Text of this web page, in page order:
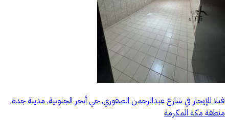
فيلا للإيجار في شارع عبدالرحمن الصفوري, حي أبحر الجنوبية, مدينة جدة,
منطقة مكة المكرمة